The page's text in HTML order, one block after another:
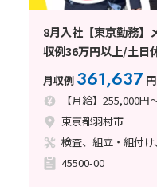
8月入社【東京勤務】
収例36万円以上/土日
月収例 361,637 円
【月給】255,000円
東京都羽村市
45500-00